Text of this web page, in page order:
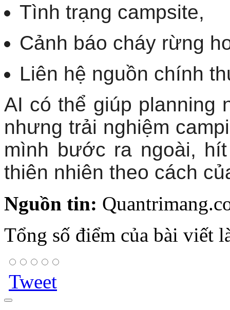
Tình trạng campsite,
Cảnh báo cháy rừng
Liên hệ nguồn chính
AI có thể giúp planning
nhưng trải nghiệm
mình bước ra ngoài,
thiên nhiên theo cách
Nguồn tin:
Tổng số điểm của bài viết
Tweet